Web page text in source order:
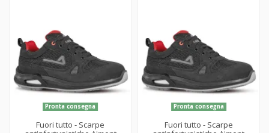
Pronta consegna
Fuori tutto - Scarpe
Pronta consegna
Fuori tutto - Scarpe